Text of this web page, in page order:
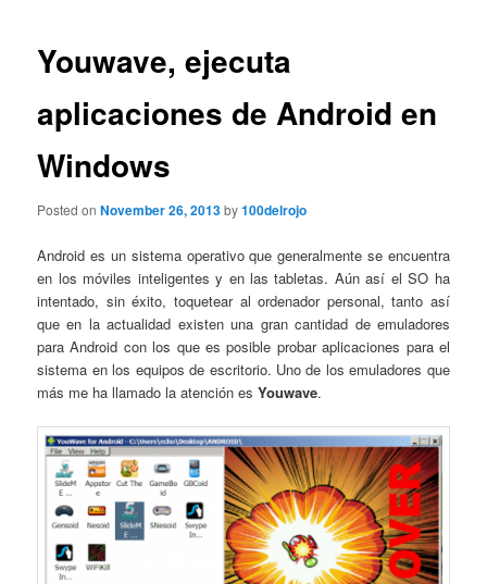
Youwave, ejecuta
aplicaciones de Android en
Windows
Posted onNovember 26, 2013by100delrojo
Android es un sistema operativo que generalmente se encuentra
en los móviles inteligentes y en las tabletas. Aún así el SO ha
intentado, sin éxito, toquetear al ordenador personal, tanto así
que en la actualidad existen una gran cantidad de emuladores
para Android con los que es posible probar aplicaciones para el
sistema en los equipos de escritorio. Uno de los emuladores que
más me ha llamado la atención esYouwave.